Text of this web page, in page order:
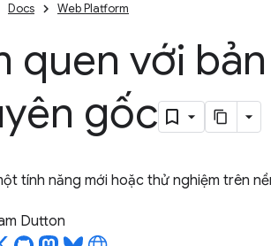
Docs Web Platform
quen với
gốc
tính năng mới hoặc thử nghiệm trên
Dutton